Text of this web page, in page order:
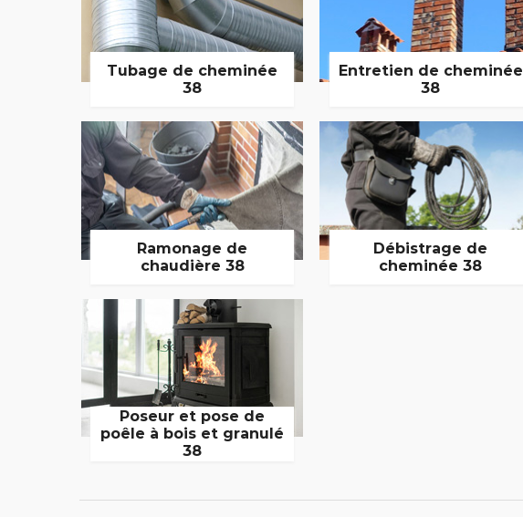
Tubage de cheminée
38
Entretien de cheminée
38
Ramonage de
chaudière 38
Débistrage de
cheminée 38
Poseur et pose de
poêle à bois et granulé
38